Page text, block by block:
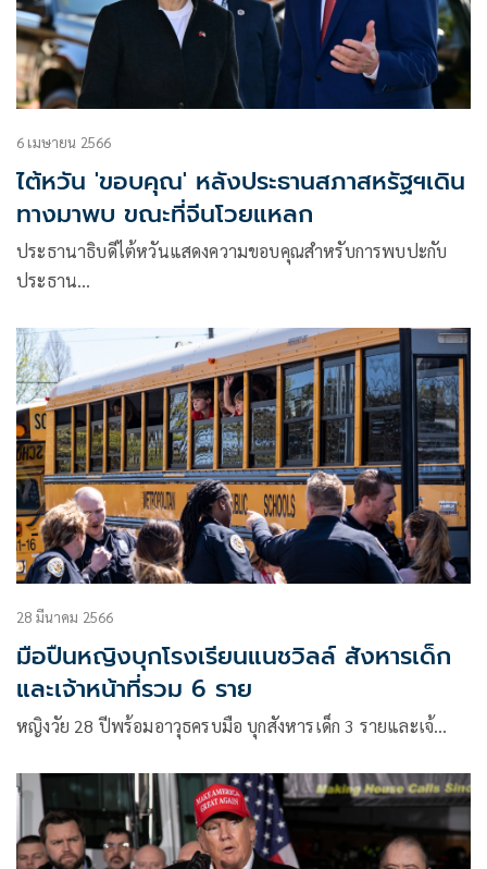
6 เมษายน 2566
ไต้หวัน 'ขอบคุณ' หลังประธานสภาสหรัฐฯเดิน
ทางมาพบ ขณะที่จีนโวยแหลก
ประธานาธิบดีไต้หวันแสดงความขอบคุณสำหรับการพบปะกับ
ประธาน…
28 มีนาคม 2566
มือปืนหญิงบุกโรงเรียนแนชวิลล์ สังหารเด็ก
และเจ้าหน้าที่รวม 6 ราย
หญิงวัย 28 ปีพร้อมอาวุธครบมือ บุกสังหารเด็ก 3 รายและเจ้…